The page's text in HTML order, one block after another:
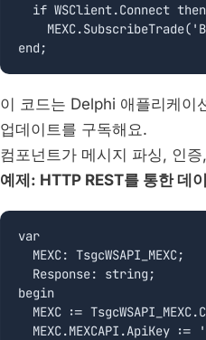
  if WSClient.Connect then
이 코드는 Delphi 애플리케이
업데이트를 구독해요.
컴포넌트가 메시지 파싱, 인
예제: HTTP REST를 통한 데
var
  MEXC: TsgcWSAPI_MEXC;
  Response: string;
begin
MEXC :=
MEXC.MEXCAPI.ApiKey :=